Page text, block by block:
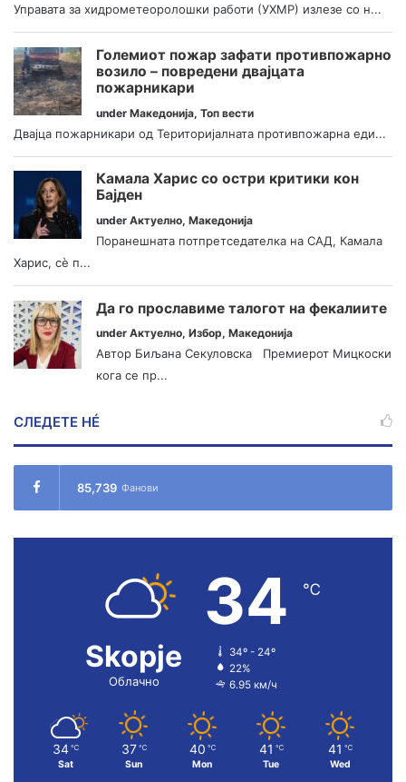
Управата за хидрометеоролошки работи (УХМР) излезе со н...
Големиот пожар зафати противпожарно
возило – повредени двајцата
пожарникари
under Македонија, Топ вести
Двајца пожарникари од Територијалната противпожарна еди...
Камала Харис со остри критики кон
Бајден
under Актуелно, Македонија
Поранешната потпретседателка на САД, Камала
Харис, сè п...
Да го прославиме талогот на фекалиите
under Актуелно, Избор, Македонија
Автор Биљана Секуловска Премиерот Мицкоски
кога се пр...
СЛЕДЕТЕ НÉ
85,739 Фанови
Skopje
Облачно
34 ℃
34º - 24º
22%
6.95 км/ч
34 ℃
Sat
37 ℃
Sun
40 ℃
Mon
41 ℃
Tue
41 ℃
Wed